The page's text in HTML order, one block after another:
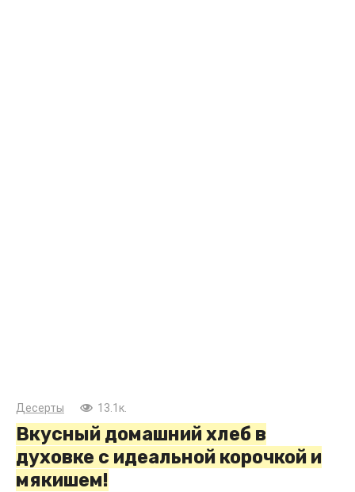
Десерты 13.1к.
Вкусный домашний хлеб в
духовке с идеальной корочкой и
мякишем!